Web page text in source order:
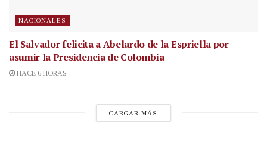
NACIONALES
El Salvador felicita a Abelardo de la Espriella por
asumir la Presidencia de Colombia
HACE 6 HORAS
CARGAR MÁS